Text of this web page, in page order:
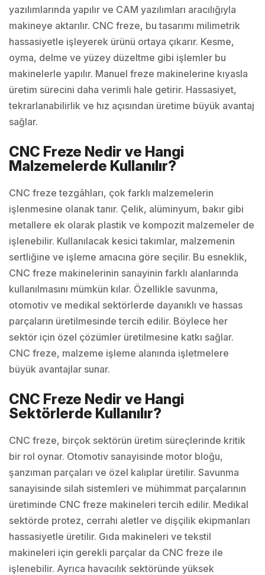
yazılımlarında yapılır ve CAM yazılımları aracılığıyla
makineye aktarılır. CNC freze, bu tasarımı milimetrik
hassasiyetle işleyerek ürünü ortaya çıkarır. Kesme,
oyma, delme ve yüzey düzeltme gibi işlemler bu
makinelerle yapılır. Manuel freze makinelerine kıyasla
üretim sürecini daha verimli hale getirir. Hassasiyet,
tekrarlanabilirlik ve hız açısından üretime büyük avantaj
sağlar.
CNC Freze Nedir ve Hangi
Malzemelerde Kullanılır?
CNC freze tezgâhları, çok farklı malzemelerin
işlenmesine olanak tanır. Çelik, alüminyum, bakır gibi
metallere ek olarak plastik ve kompozit malzemeler de
işlenebilir. Kullanılacak kesici takımlar, malzemenin
sertliğine ve işleme amacına göre seçilir. Bu esneklik,
CNC freze makinelerinin sanayinin farklı alanlarında
kullanılmasını mümkün kılar. Özellikle savunma,
otomotiv ve medikal sektörlerde dayanıklı ve hassas
parçaların üretilmesinde tercih edilir. Böylece her
sektör için özel çözümler üretilmesine katkı sağlar.
CNC freze, malzeme işleme alanında işletmelere
büyük avantajlar sunar.
CNC Freze Nedir ve Hangi
Sektörlerde Kullanılır?
CNC freze, birçok sektörün üretim süreçlerinde kritik
bir rol oynar. Otomotiv sanayisinde motor bloğu,
şanzıman parçaları ve özel kalıplar üretilir. Savunma
sanayisinde silah sistemleri ve mühimmat parçalarının
üretiminde CNC freze makineleri tercih edilir. Medikal
sektörde protez, cerrahi aletler ve dişçilik ekipmanları
hassasiyetle üretilir. Gıda makineleri ve tekstil
makineleri için gerekli parçalar da CNC freze ile
işlenebilir. Ayrıca havacılık sektöründe yüksek